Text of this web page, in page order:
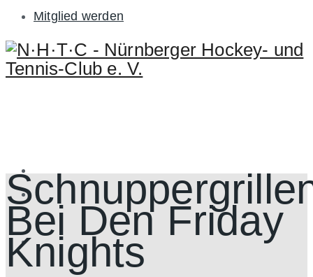
Mitglied werden
Bei Den Friday
Knights